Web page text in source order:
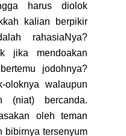
harus diolok
kalian berpikir
rahasiaNya?
jika mendoakan
jodohnya?
oloknya walaupun
(niat) bercanda.
oleh teman
bibirnya tersenyum